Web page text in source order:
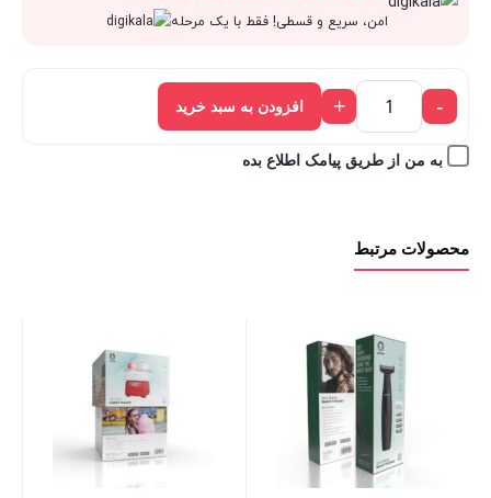
915,000 تومان
بود.
امن، سریع و قسطی! فقط با یک مرحله
-
+ افزودن به سبد خرید
به من از طریق پیامک اطلاع بده
محصولات مرتبط